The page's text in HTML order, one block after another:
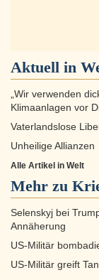
Aktuell in
„Wir verwenden
Klimaanlagen vor
Vaterlandslose
Unheilige Allianzen
Alle Artikel in Welt
Mehr zu
Selenskyj bei
Annäherung
US-Militär
US-Militär greift